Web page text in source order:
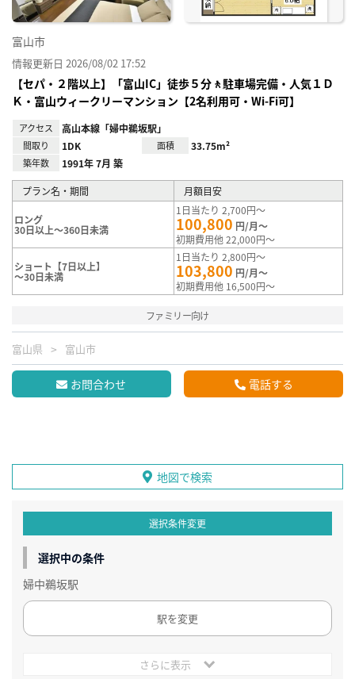
富山市
情報更新日 2026/08/02 17:52
【セパ・２階以上】「富山IC」徒歩５分🚶駐車場完備・人気１Ｄ
Ｋ・富山ウィークリーマンション【2名利用可・Wi-Fi可】
アクセス 高山本線「婦中鵜坂駅」
間取り 1DK 面積 33.75m²
築年数 1991年 7月 築
プラン名・期間 月額目安
ロング
30日以上～360日未満
1日当たり 2,700円～
100,800 円/月～
初期費用他 22,000円～
ショート【7日以上】
～30日未満
1日当たり 2,800円～
103,800 円/月～
初期費用他 16,500円～
ファミリー向け
富山県 富山市
お問合わせ 電話する
地図で検索
選択条件変更
選択中の条件
婦中鵜坂駅
駅を変更
さらに表示